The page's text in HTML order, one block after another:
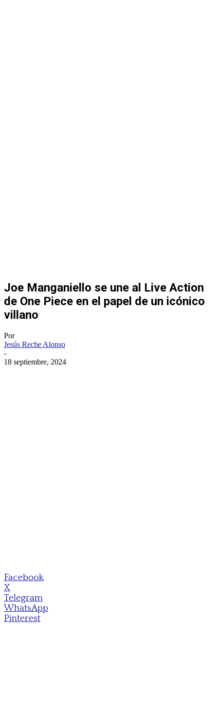
Joe Manganiello se une al Live Action
de One Piece en el papel de un icónico
villano
Por
Jesús Reche Alonso
-
18 septiembre, 2024
Facebook
X
Telegram
WhatsApp
Pinterest